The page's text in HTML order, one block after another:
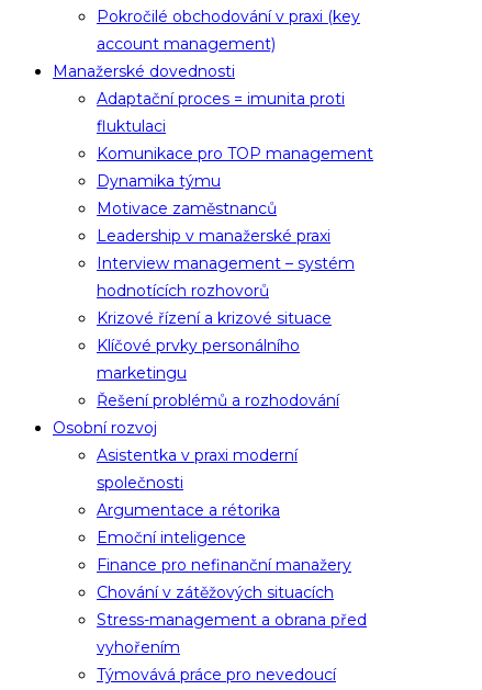
Pokročilé obchodování v praxi (key
account management)
Manažerské dovednosti
Adaptační proces = imunita proti
fluktulaci
Komunikace pro TOP management
Dynamika týmu
Motivace zaměstnanců
Leadership v manažerské praxi
Interview management – systém
hodnotících rozhovorů
Krizové řízení a krizové situace
Klíčové prvky personálního
marketingu
Řešení problémů a rozhodování
Osobní rozvoj
Asistentka v praxi moderní
společnosti
Argumentace a rétorika
Emoční inteligence
Finance pro nefinanční manažery
Chování v zátěžových situacích
Stress-management a obrana před
vyhořením
Týmovává práce pro nevedoucí